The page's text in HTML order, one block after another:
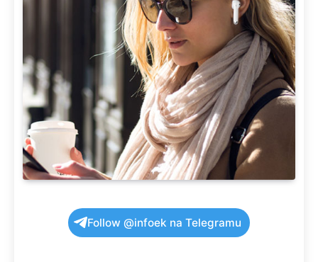
Follow @infoek na Telegramu